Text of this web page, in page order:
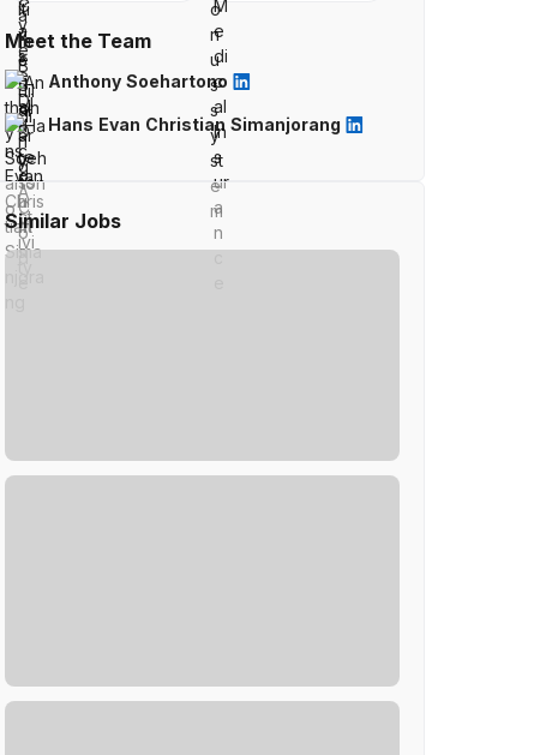
Meet the Team
Anthony Soehartono
Hans Evan Christian Simanjorang
Similar Jobs